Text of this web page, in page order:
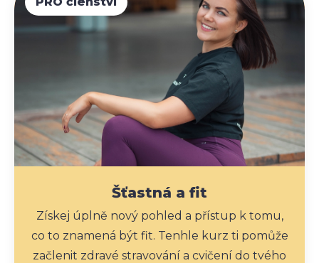
Šťastná a fit
Získej úplně nový pohled a přístup k tomu,
co to znamená být fit. Tenhle kurz ti pomůže
začlenit zdravé stravování a cvičení do tvého